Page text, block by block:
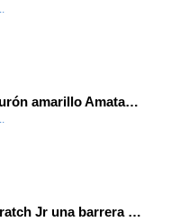
Pimpinela de cinturón amarillo Amata phegea (Linnaeus, 1758)
Programa con Scratch Jr una barrera que se desplaza para dar sensación de movimiento